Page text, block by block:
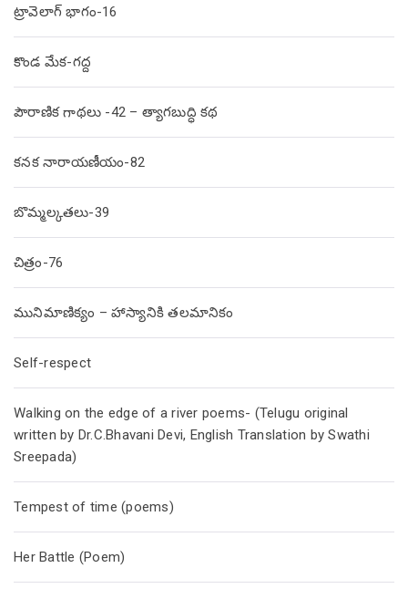
ట్రావెలాగ్ భాగం-16
కొండ మేక-గద్ద
పౌరాణిక గాథలు -42 – త్యాగబుద్ధి కథ
కనక నారాయణీయం-82
బొమ్మల్కతలు-39
చిత్రం-76
మునిమాణిక్యం – హాస్యానికి తలమానికం
Self-respect
Walking on the edge of a river poems- (Telugu original
written by Dr.C.Bhavani Devi, English Translation by Swathi
Sreepada)
Tempest of time (poems)
Her Battle (Poem)